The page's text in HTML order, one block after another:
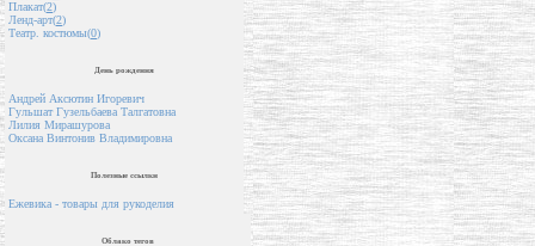
Плакат(2)
Ленд-арт(2)
Театр. костюмы(0)
День рождения
Андрей Аксютин Игоревич
Гульшат Гузельбаева Талгатовна
Лилия Мирашурова
Оксана Винтонив Владимировна
Полезные ссылки
Ежевика - товары для рукоделия
Облако тегов